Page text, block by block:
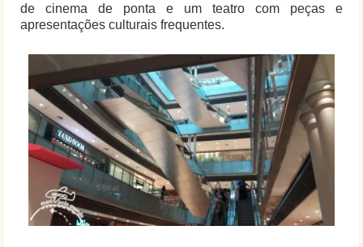
de cinema de ponta e um teatro com peças e
apresentações culturais frequentes.